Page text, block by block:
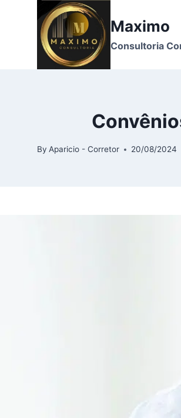
Maximo
Consultoria
By Aparicio - Corretor 20/08/2024